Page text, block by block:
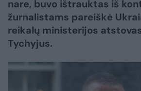
nare, buvo ištrauktas iš
žurnalistams pareiškė
reikalų ministerijos
Tychyjus.